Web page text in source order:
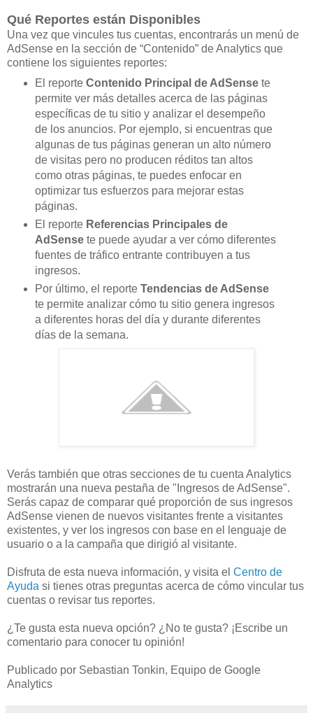
Qué Reportes están Disponibles
Una vez que vincules tus cuentas, encontrarás un menú de
AdSense en la sección de “Contenido” de Analytics que
contiene los siguientes reportes:
El reporte Contenido Principal de AdSensete
permite ver más detalles acerca de las páginas
específicas de tu sitio y analizar el desempeño
de los anuncios. Por ejemplo, si encuentras que
algunas de tus páginas generan un alto número
de visitas pero no producen réditos tan altos
como otras páginas, te puedes enfocar en
optimizar tus esfuerzos para mejorar estas
páginas.
El reporte Referencias Principales de
AdSensete puede ayudar a ver cómo diferentes
fuentes de tráfico entrante contribuyen a tus
ingresos.
Por último, el reporte Tendencias de AdSense
te permite analizar cómo tu sitio genera ingresos
a diferentes horas del día y durante diferentes
días de la semana.
Verás también que otras secciones de tu cuenta Analytics
mostrarán una nueva pestaña de "Ingresos de AdSense".
Serás capaz de comparar qué proporción de sus ingresos
AdSense vienen de nuevos visitantes frente a visitantes
existentes, y ver los ingresos con base en el lenguaje de
usuario o a la campaña que dirigió al visitante.
Disfruta de esta nueva información, y visita el Centro de
Ayuda si tienes otras preguntas acerca de cómo vincular tus
cuentas o revisar tus reportes.
¿Te gusta esta nueva opción? ¿No te gusta? ¡Escribe un
comentario para conocer tu opinión!
Publicado por Sebastian Tonkin, Equipo de Google
Analytics